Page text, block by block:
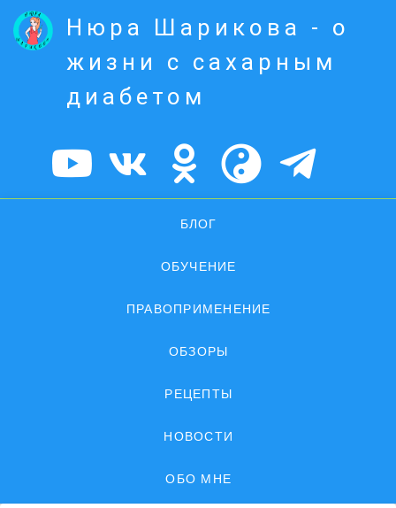
Нюра Шарикова - о
жизни с сахарным
диабетом
БЛОГ
ОБУЧЕНИЕ
ПРАВОПРИМЕНЕНИЕ
ОБЗОРЫ
РЕЦЕПТЫ
НОВОСТИ
ОБО МНЕ